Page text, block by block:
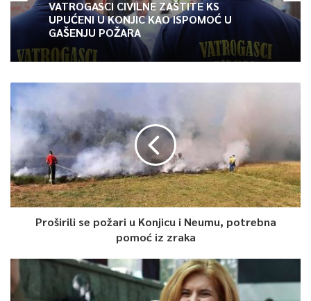
0
Article Rating
VATROGASCI CIVILNE ZAŠTITE KS
UPUĆENI U KONJIC KAO ISPOMOĆ U
GAŠENJU POŽARA
Proširili se požari u Konjicu i Neumu, potrebna
pomoć iz zraka